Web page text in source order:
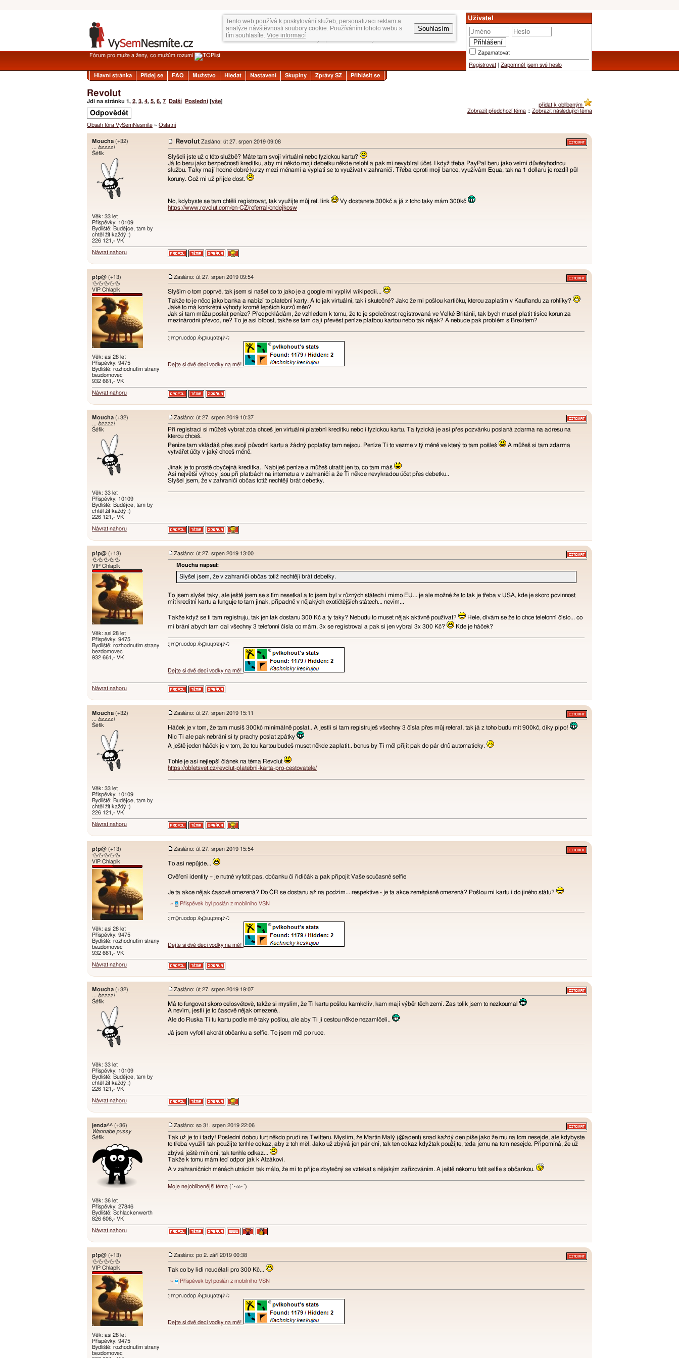
Tento web používá k poskytování služeb, personalizaci reklam a
analýze návštěvnosti soubory cookie. Používáním tohoto webu s
tím souhlasíte. Vice informací
Souhlasím
Uživatel
Zapamatovat
Registrovat Zapomněl jsem své heslo
Fórum pro muže a ženy, co mužům rozumí
Hlavní stránka Přidej se FAQ Mužstvo Hledat Nastavení Skupiny Zprávy SZ Přihlásit se
Revolut
přidat k oblíbeným
Zobrazit předchozí téma :: Zobrazit následující téma
Jdi na stránku 1, 2, 3, 4, 5, 6, 7 Další Poslední [vše]
Odpovědět
Obsah fóra VySemNesmíte » Ostatní
Moucha (+32)
... bzzzz!
Šéfík
Věk: 33 let
Příspěvky: 10109
Bydliště: Budějce, tam by
chtěl žít každý :)
226 121,- VK
Revolut Zasláno: út 27. srpen 2019 09:08
Slyšeli jste už o této službě? Máte tam svojí virtuální nebo fyzickou kartu?
Já to beru jako bezpečností kreditku, aby mi někdo mojí debetku někde nelohl a pak mi nevybíral účet. I když třeba PayPal beru jako velmi důvěryhodnou
službu. Taky mají hodně dobré kurzy mezi měnami a vyplatí se to využívat v zahraničí. Třeba oproti mojí bance, využívám Equa, tak na 1 dollaru je rozdíl půl
koruny. Což mi už přijde dost.
No, kdybyste se tam chtěli registrovat, tak využijte můj ref. link
Vy dostanete 300kč a já z toho taky mám 300kč
https://www.revolut.com/en-CZ/referral/ondejkosw
Návrat nahoru
p!p@ (+13)
🦆🦆🦆🦆🦆
VIP Chlapík
Věk: asi 28 let
Příspěvky: 9475
Bydliště: rozhodnutím strany
bezdomovec
932 661,- VK
Zasláno: út 27. srpen 2019 09:54
Slyším o tom poprvé, tak jsem si našel co to jako je a google mi vyplivl wikipedii...
Takže to je něco jako banka a nabízí to platební karty. A to jak virtuální, tak i skutečné? Jako že mi pošlou kartičku, kterou zaplatím v Kauflandu za rohlíky?
Jaké to má konkrétní výhody kromě lepších kurzů měn?
Jak si tam můžu poslat peníze? Předpokládám, že vzhledem k tomu, že to je společnost registrovaná ve Velké Británii, tak bych musel platit tisíce korun za
mezinárodní převod, ne? To je asi blbost, takže se tam dají převést peníze platbou kartou nebo tak nějak? A nebude pak problém s Brexitem?
:ו֥ɾnכַnɹodop ʎʞכַıuɥɔɐʞ♪♫
Dejte si dvě deci vodky na mě!
Návrat nahoru
Moucha (+32)
... bzzzz!
Šéfík
Věk: 33 let
Příspěvky: 10109
Bydliště: Budějce, tam by
chtěl žít každý :)
226 121,- VK
Zasláno: út 27. srpen 2019 10:37
Při registraci si můžeš vybrat zda chceš jen virtuální platební kreditku nebo i fyzickou kartu. Ta fyzická je asi přes pozvánku poslaná zdarma na adresu na
kterou chceš.
Peníze tam vkládáš přes svojí původní kartu a žádný poplatky tam nejsou. Peníze Ti to vezme v tý měně ve který to tam pošleš
A můžeš si tam zdarma
vytvářet účty v jaký chceš měně.
Jinak je to prostě obyčejná kreditka.. Nabiješ peníze a můžeš utratit jen to, co tam máš
Asi největší výhody jsou při platbách na internetu a v zahraničí a že Ti někde nevykradou účet přes debetku..
Slyšel jsem, že v zahraničí občas totiž nechtějí brát debetky.
Návrat nahoru
p!p@ (+13)
🦆🦆🦆🦆🦆
VIP Chlapík
Věk: asi 28 let
Příspěvky: 9475
Bydliště: rozhodnutím strany
bezdomovec
932 661,- VK
Zasláno: út 27. srpen 2019 13:00
Moucha napsal:
Slyšel jsem, že v zahraničí občas totiž nechtějí brát debetky.
To jsem slyšel taky, ale ještě jsem se s tím nesetkal a to jsem byl v různých státech i mimo EU... je ale možné že to tak je třeba v USA, kde je skoro povinnost
mít kreditní kartu a funguje to tam jinak, případně v nějakých exotičtějších státech... nevím...
Takže když se ti tam registruju, tak jen tak dostanu 300 Kč a ty taky? Nebudu to muset nějak aktivně používat?
Hele, dívám se že to chce telefonní číslo... co
mi brání abych tam dal všechny 3 telefonní čísla co mám, 3x se registroval a pak si jen vybral 3x 300 Kč?
Kde je háček?
:ו֥ɾnכַnɹodop ʎʞכַıuɥɔɐʞ♪♫
Dejte si dvě deci vodky na mě!
Návrat nahoru
Moucha (+32)
... bzzzz!
Šéfík
Věk: 33 let
Příspěvky: 10109
Bydliště: Budějce, tam by
chtěl žít každý :)
226 121,- VK
Zasláno: út 27. srpen 2019 15:11
Háček je v tom, že tam musíš 300kč minimálně poslat.. A jestli si tam registruješ všechny 3 čísla přes můj referal, tak já z toho budu mít 900kč, díky pipo!
Nic Ti ale pak nebrání si ty prachy poslat zpátky
A ještě jeden háček je v tom, že tou kartou budeš muset někde zaplatit.. bonus by Ti měl přijít pak do pár dnů automaticky.
Tohle je asi nejlepší článek na téma Revolut
https://obletsvet.cz/revolut-platebni-karta-pro-cestovatele/
Návrat nahoru
p!p@ (+13)
🦆🦆🦆🦆🦆
VIP Chlapík
Věk: asi 28 let
Příspěvky: 9475
Bydliště: rozhodnutím strany
bezdomovec
932 661,- VK
Zasláno: út 27. srpen 2019 15:54
To asi nepůjde...
Ověření identity – je nutné vyfotit pas, občanku či řidičák a pak připojit Vaše současné selfie
Je ta akce nějak časově omezená? Do ČR se dostanu až na podzim... respektive - je ta akce zeměpisně omezená? Pošlou mi kartu i do jiného státu?
» Příspěvek byl poslán z mobilního VSN
:ו֥ɾnכַnɹodop ʎʞכַıuɥɔɐʞ♪♫
Dejte si dvě deci vodky na mě!
Návrat nahoru
Moucha (+32)
... bzzzz!
Šéfík
Věk: 33 let
Příspěvky: 10109
Bydliště: Budějce, tam by
chtěl žít každý :)
226 121,- VK
Zasláno: út 27. srpen 2019 19:07
Má to fungovat skoro celosvětově, takže si myslím, že Ti kartu pošlou kamkoliv, kam mají výběr těch zemí. Zas tolik jsem to nezkoumal
A nevím, jestli je to časově nějak omezené..
Ale do Ruska Ti tu kartu podle mě taky pošlou, ale aby Ti jí cestou někde nezamlčeli..
Já jsem vyfotil akorát občanku a selfie. To jsem měl po ruce.
Návrat nahoru
jenda^^ (+36)
Wannabe pussy
Šéfík
Věk: 36 let
Příspěvky: 27846
Bydliště: Schlackenwerth
826 606,- VK
Zasláno: so 31. srpen 2019 22:06
Tak už je to i tady! Poslední dobou furt někdo prudí na Twitteru. Myslim, že Martin Malý (@adent) snad každý den píše jako že mu na tom nesejde, ale kdybyste
to třeba využili tak použijte tenhle odkaz, aby z toh měl. Jako už zbývá jen pár dní, tak ten odkaz kdyžtak použijte, teda jemu na tom nesejde. Připomíná, že už
zbývá ještě míň dní, tak tenhle odkaz...
Takže k tomu mám teď odpor jak k Alzákovi.
A v zahraničních měnách utrácím tak málo, že mi to přijde zbytečný se vztekat s nějakým zařizováním. A ještě někomu fotit selfie s občankou.
Moje nejoblíbenější téma (´･ω･`)
Návrat nahoru
p!p@ (+13)
🦆🦆🦆🦆🦆
VIP Chlapík
Věk: asi 28 let
Příspěvky: 9475
Bydliště: rozhodnutím strany
bezdomovec
Zasláno: po 2. září 2019 00:38
Tak co by lidi neudělali pro 300 Kč...
» Příspěvek byl poslán z mobilního VSN
:ו֥ɾnכַnɹodop ʎʞכַıuɥɔɐʞ♪♫
Dejte si dvě deci vodky na mě!